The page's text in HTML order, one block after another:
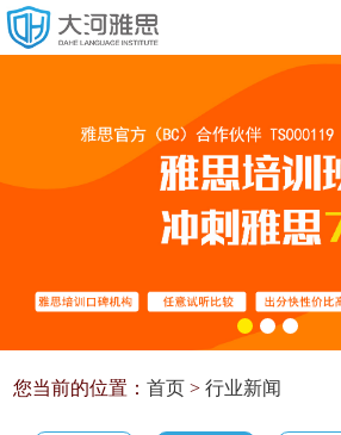
您当前的位置：首页 >行业新闻